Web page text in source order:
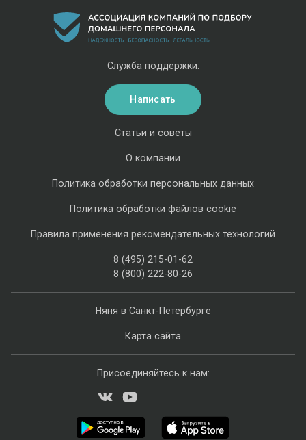
Няня в Санкт-Петербурге
Карта сайта
Статьи и советы
О компании
Политика обработки персональных данных
Политика обработки файлов cookie
Правила применения рекомендательных технологий
8 (495) 215-01-62
8 (800) 222-80-26
Служба поддержки:
Написать
Присоединяйтесь к нам: